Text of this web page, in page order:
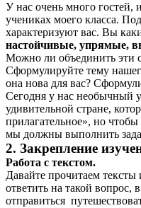
У нас очень много гостей,
учениках моего класса.
характеризуют вас. Вы
настойчивые, упрямые,
Можно ли объединить эти
Сформулируйте тему
она нова для вас?
Сегодня у нас необычный
удивительной стране,
прилагательное», но
мы должны выполнить
2. Закрепление
Работа с текстом.
Давайте прочитаем
ответить на такой вопрос,
отправиться